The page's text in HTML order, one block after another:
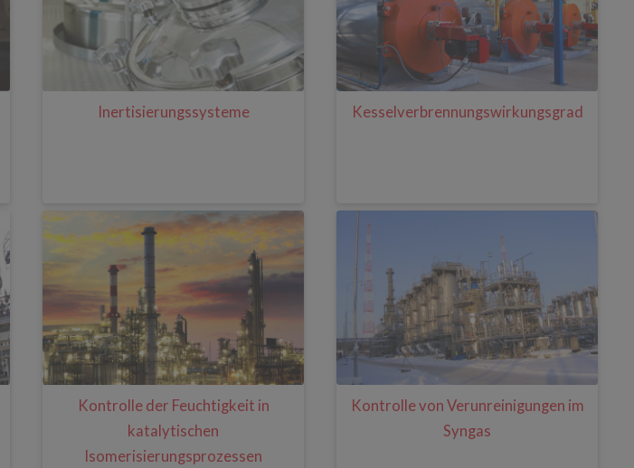
Inertisierungssysteme Kesselverbrennungswirkungsgrad
Kontrolle der Feuchtigkeit in
katalytischen
Isomerisierungsprozessen
Kontrolle von Verunreinigungen im
Syngas